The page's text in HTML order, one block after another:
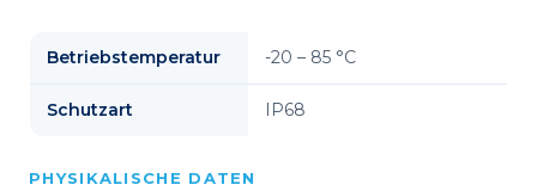
Betriebstemperatur -20 – 85 °C
Schutzart IP68
PHYSIKALISCHE DATEN